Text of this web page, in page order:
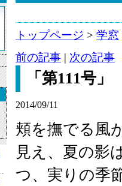
トップページ > 学窓
前の記事 | 次の記事
「第111号」
2014/09/11
頬を撫でる風
見え、夏の影
つ、実りの季